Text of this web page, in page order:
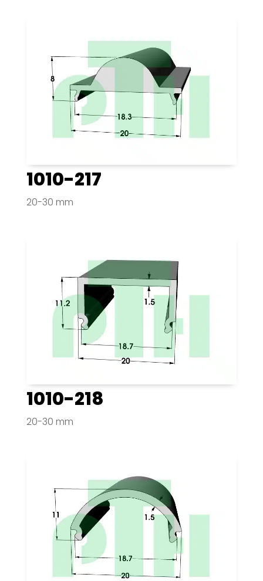
1010-217
20-30 mm
1010-218
20-30 mm